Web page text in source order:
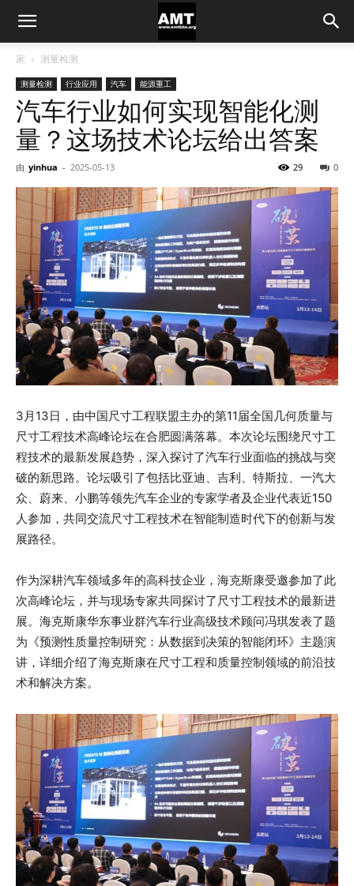
家 测量检测
测量检测 行业应用 汽车 能源重工
汽车行业如何实现智能化测
量？这场技术论坛给出答案
由 yinhua - 2025-05-13 0
29
3月13日，由中国尺寸工程联盟主办的第11届全国几何质量与
尺寸工程技术高峰论坛在合肥圆满落幕。本次论坛围绕尺寸工
程技术的最新发展趋势，深入探讨了汽车行业面临的挑战与突
破的新思路。论坛吸引了包括比亚迪、吉利、特斯拉、一汽大
众、蔚来、小鹏等领先汽车企业的专家学者及企业代表近150
人参加，共同交流尺寸工程技术在智能制造时代下的创新与发
展路径。
作为深耕汽车领域多年的高科技企业，海克斯康受邀参加了此
次高峰论坛，并与现场专家共同探讨了尺寸工程技术的最新进
展。海克斯康华东事业群汽车行业高级技术顾问冯琪发表了题
为《预测性质量控制研究：从数据到决策的智能闭环》主题演
讲，详细介绍了海克斯康在尺寸工程和质量控制领域的前沿技
术和解决方案。